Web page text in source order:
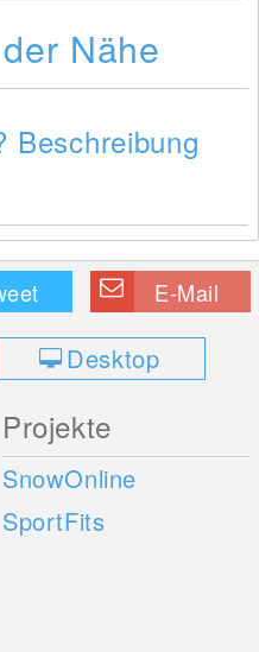
Nähe
Beschreibung
E-Mail
Desktop
Projekte
SnowOnline
SportFits